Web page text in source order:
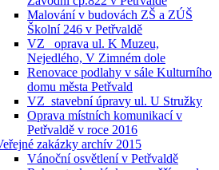
Malování v budovách ZŠ a ZÚŠ
Školní 246 v Petřvaldě
VZ_ oprava ul. K Muzeu,
Nejedlého, V Zimném dole
Renovace podlahy v sále Kulturního
domu města Petřvald
VZ_stavební úpravy ul. U Stružky
Oprava místních komunikací v
Petřvaldě v roce 2016
zakázky archív 2015
Vánoční osvětlení v Petřvaldě